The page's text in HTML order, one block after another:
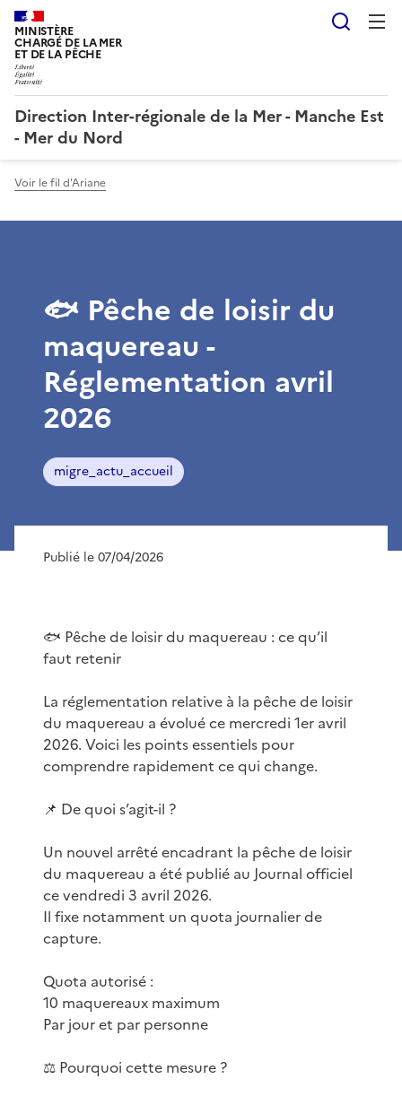
MINISTÈRE
CHARGÉ DE LA MER
ET DE LA PÊCHE
Direction Inter-régionale de la Mer - Manche Est
- Mer du Nord
Voir le fil d'Ariane
🐟 Pêche de loisir du
maquereau -
Réglementation avril
2026
migre_actu_accueil
Publié le 07/04/2026
🐟 Pêche de loisir du maquereau : ce qu’il
faut retenir
La réglementation relative à la pêche de loisir
du maquereau a évolué ce mercredi 1er avril
2026. Voici les points essentiels pour
comprendre rapidement ce qui change.
📌 De quoi s’agit-il ?
Un nouvel arrêté encadrant la pêche de loisir
du maquereau a été publié au Journal officiel
ce vendredi 3 avril 2026.
Il fixe notamment un quota journalier de
capture.
Quota autorisé :
10 maquereaux maximum
Par jour et par personne
⚖️ Pourquoi cette mesure ?